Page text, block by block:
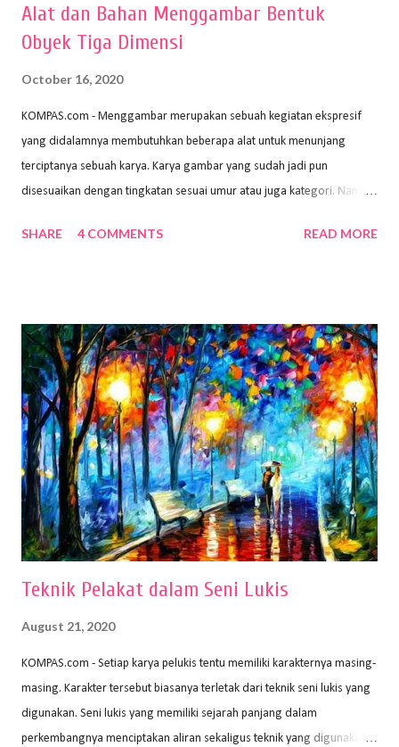
Alat dan Bahan Menggambar Bentuk
Obyek Tiga Dimensi
October 16, 2020
KOMPAS.com - Menggambar merupakan sebuah kegiatan ekspresif
yang didalamnya membutuhkan beberapa alat untuk menunjang
terciptanya sebuah karya. Karya gambar yang sudah jadi pun
disesuaikan dengan tingkatan sesuai umur atau juga kategori. Namun,
sehingga hasilnya bisa dilihat. Peran alat dan bahan sangat
memiliki spesifikasi berbeda sesuai jenisnya. Berikut peralatan
menggambar bentuk: 1. Kertas Gambar Kegiatan menggambar
membutuhkan kertas yang baik agar proses pembuatan gambar lebih
nyaman dan maksimal. Bahan kertas yang baik salah satu syaratnya
adalah tidak mudah sobek, mengingat menggambar merupakan
proses menggores dan menghapus. Kertas adalah bahan yang paling
ideal digunakan untuk menggambar. Dalam menggambar
menggunakan pen...
SHARE 4 COMMENTS READ MORE
Teknik Pelakat dalam Seni Lukis
August 21, 2020
KOMPAS.com - Setiap karya pelukis tentu memiliki karakternya masing-
masing. Karakter tersebut biasanya terletak dari teknik seni lukis yang
digunakan. Seni lukis yang memiliki sejarah panjang dalam
perkembangnya menciptakan aliran sekaligus teknik yang digunakan.